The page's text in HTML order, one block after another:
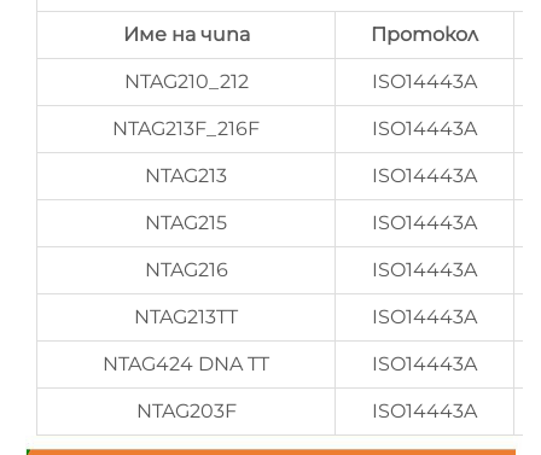
Име на чипа Протокол
NTAG210_212 ISO14443A
NTAG213F_216F ISO14443A
NTAG213 ISO14443A
NTAG215 ISO14443A
NTAG216 ISO14443A
NTAG213TT ISO14443A
NTAG424 DNA TT ISO14443A
NTAG203F ISO14443A